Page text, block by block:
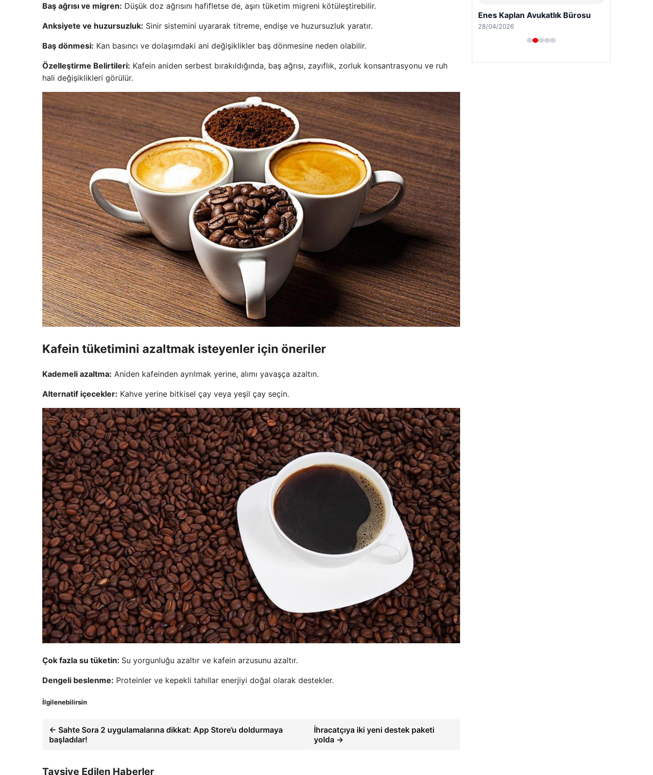
Baş ağrısı ve migren: Düşük doz ağrısını hafifletse de, aşırı tüketim migreni kötüleştirebilir.
Anksiyete ve huzursuzluk: Sinir sistemini uyararak titreme, endişe ve huzursuzluk yaratır.
Baş dönmesi: Kan basıncı ve dolaşımdaki ani değişiklikler baş dönmesine neden olabilir.
Özelleştirme Belirtileri: Kafein aniden serbest bırakıldığında, baş ağrısı, zayıflık, zorluk konsantrasyonu ve ruh
hali değişiklikleri görülür.
Kafein tüketimini azaltmak isteyenler için öneriler
Kademeli azaltma: Aniden kafeinden ayrılmak yerine, alımı yavaşça azaltın.
Alternatif içecekler: Kahve yerine bitkisel çay veya yeşil çay seçin.
Çok fazla su tüketin: Su yorgunluğu azaltır ve kafein arzusunu azaltır.
Dengeli beslenme: Proteinler ve kepekli tahıllar enerjiyi doğal olarak destekler.
İlgilenebilirsin
← Sahte Sora 2 uygulamalarına dikkat: App Store’u doldurmaya
başladılar!
İhracatçıya iki yeni destek paketi
yolda →
Tavsiye Edilen Haberler
Enes Kaplan Avukatlık Bürosu
28/04/2026